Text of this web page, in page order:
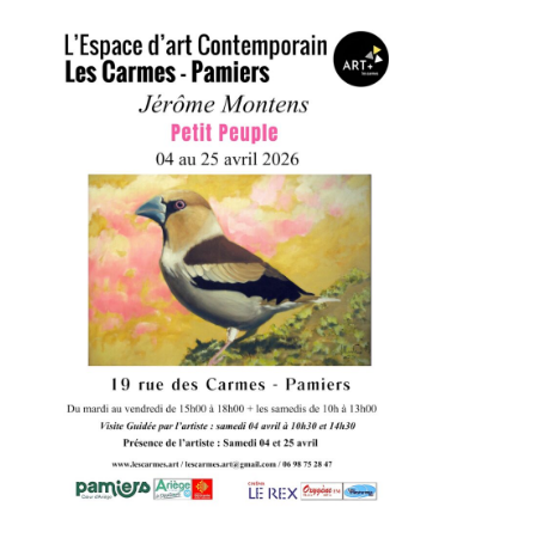
Adresse email*
Statut / Organisation
Adresse email*
Nom